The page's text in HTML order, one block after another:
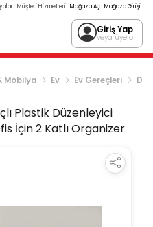
Müşteri Hizmetleri Mağaza Aç Mağaza Girişi
Giriş Yap
veya üye ol
Mobilya Ev Ev Gereçleri
Plastik Düzenleyici
İçin 2 Katlı Organizer